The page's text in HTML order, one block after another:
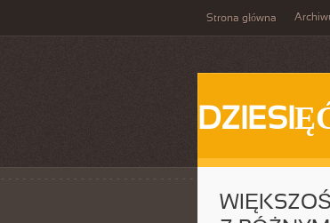
Strona główna